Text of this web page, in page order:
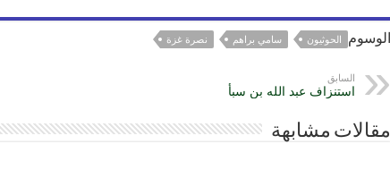
الوسوم الحوثيون سامي براهم نصرة غزة
السابق
استنزاف عبد الله بن سبأ
مقالات مشابهة